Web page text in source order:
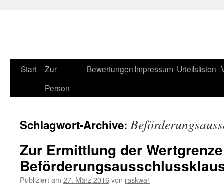
Zum
Start
Zur
Person
BewertungenImpressum Urteilslisten
Schlagwort-Archive:
Zur Ermittlung der
Publiziert am 27. März 2016von raskwar